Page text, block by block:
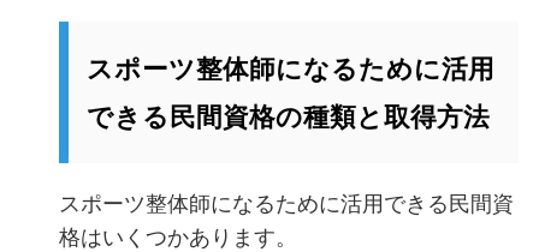
スポーツ整体師になるために活用
できる民間資格の種類と取得方法
スポーツ整体師になるために活用できる民間資
格はいくつかあります。